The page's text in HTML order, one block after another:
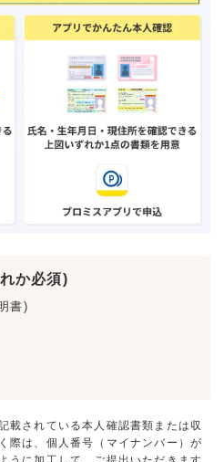
か必須)
書)
載されている本人確認書類または収
際は、個人番号（マイナンバー）が